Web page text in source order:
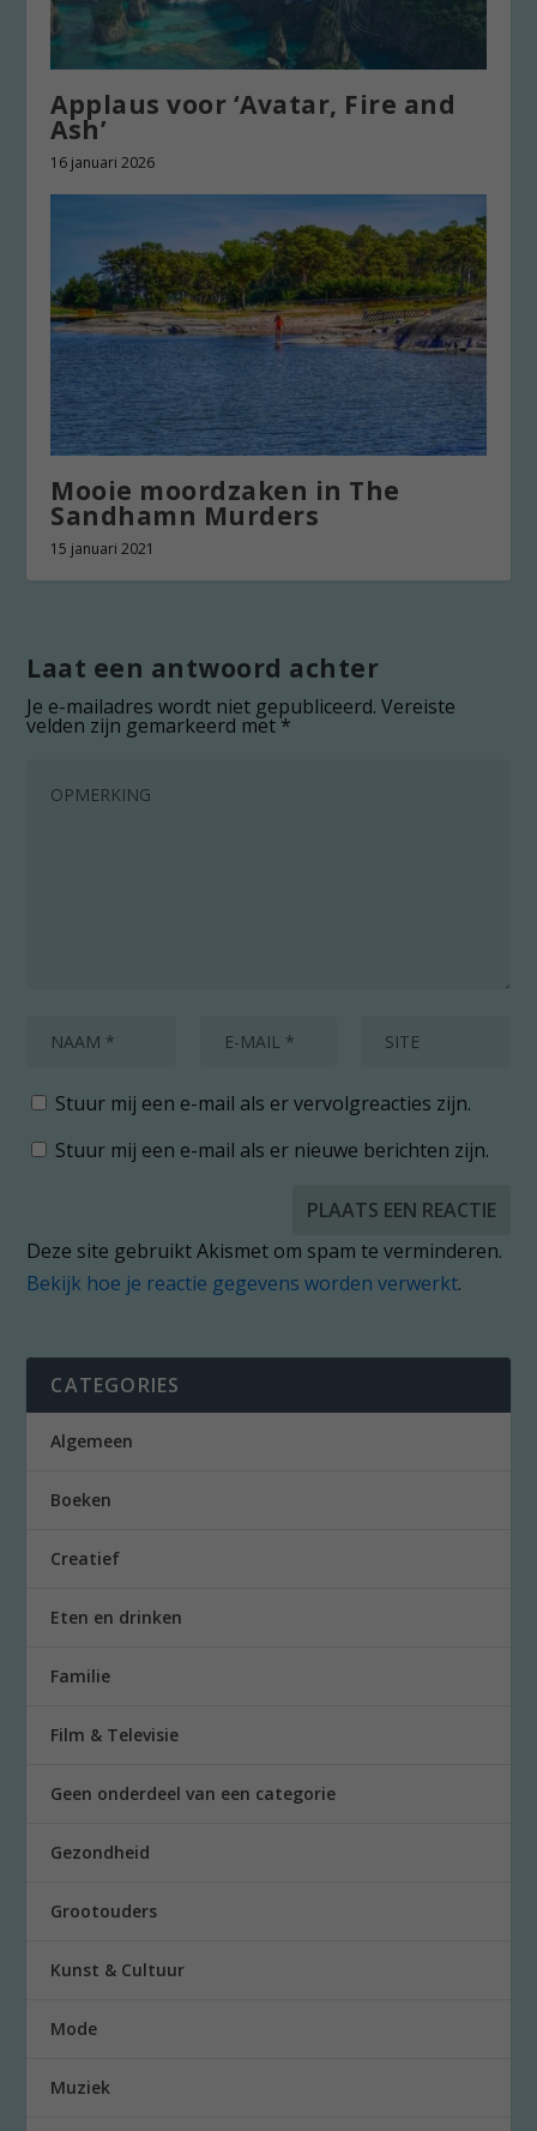
Applaus voor ‘Avatar, Fire and
Ash’
16 januari 2026
Mooie moordzaken in The
Sandhamn Murders
15 januari 2021
Laat een antwoord achter
Je e-mailadres wordt niet gepubliceerd. Vereiste
velden zijn gemarkeerd met*
Stuur mij een e-mail als er vervolgreacties zijn.
Stuur mij een e-mail als er nieuwe berichten zijn.
Deze site gebruikt Akismet om spam te verminderen.
Bekijk hoe je reactie gegevens worden verwerkt.
CATEGORIES
Algemeen
Boeken
Creatief
Eten en drinken
Familie
Film & Televisie
Geen onderdeel van een categorie
Gezondheid
Grootouders
Kunst & Cultuur
Mode
Muziek